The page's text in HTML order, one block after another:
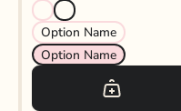
Option Name
Option Name